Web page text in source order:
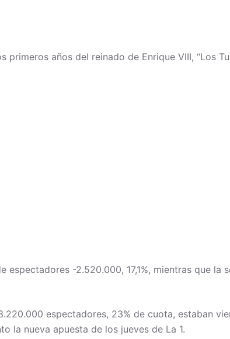
años del reinado de Enrique VIII, “Los
-2.520.000, 17,1%, mientras que la
espectadores, 23% de cuota, estaban
la nueva apuesta de los jueves de La 1.